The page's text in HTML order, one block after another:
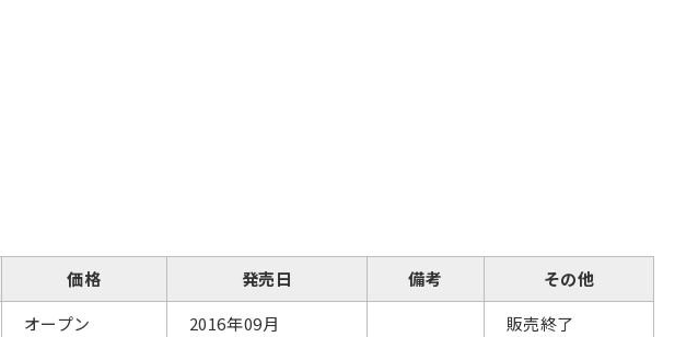
価格 発売日 備考
その他
オープン 2016年09月
販売終了